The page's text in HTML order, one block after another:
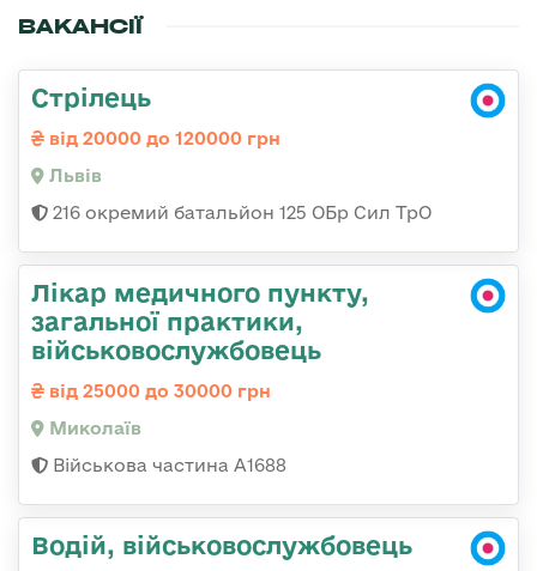
ВАКАНСІЇ
Стрілець
від 20000 до 120000 грн
Львів
216 окремий батальйон 125 ОБр Сил ТрО
Лікар медичного пункту,
загальної практики,
військовослужбовець
від 25000 до 30000 грн
Миколаїв
Військова частина А1688
Водій, військовослужбовець